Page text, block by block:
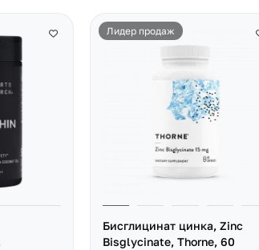
Лидер продаж
Бисглицинат цинка, Zinc
Bisglycinate, Thorne, 60